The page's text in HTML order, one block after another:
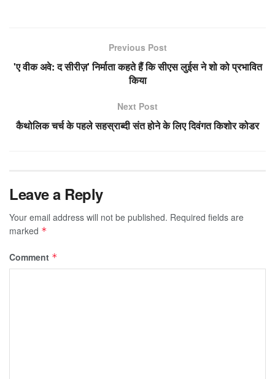
Previous Post
'ए वीक अवे: द सीरीज़' निर्माता कहते हैं कि सीएस लुईस ने शो को प्रभावित
किया
Next Post
कैथोलिक चर्च के पहले सहस्राब्दी संत होने के लिए दिवंगत किशोर कोडर
Leave a Reply
Your email address will not be published. Required fields are
marked *
Comment *